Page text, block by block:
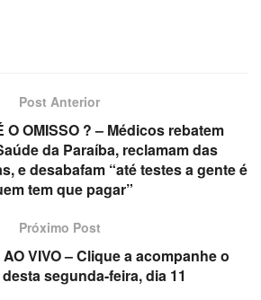
Post Anterior
O OMISSO ? – Médicos rebatem
da Paraíba, reclamam das
e desabafam “até testes a gente é
tem que pagar”
Próximo Post
AO VIVO – Clique a acompanhe o
segunda-feira, dia 11